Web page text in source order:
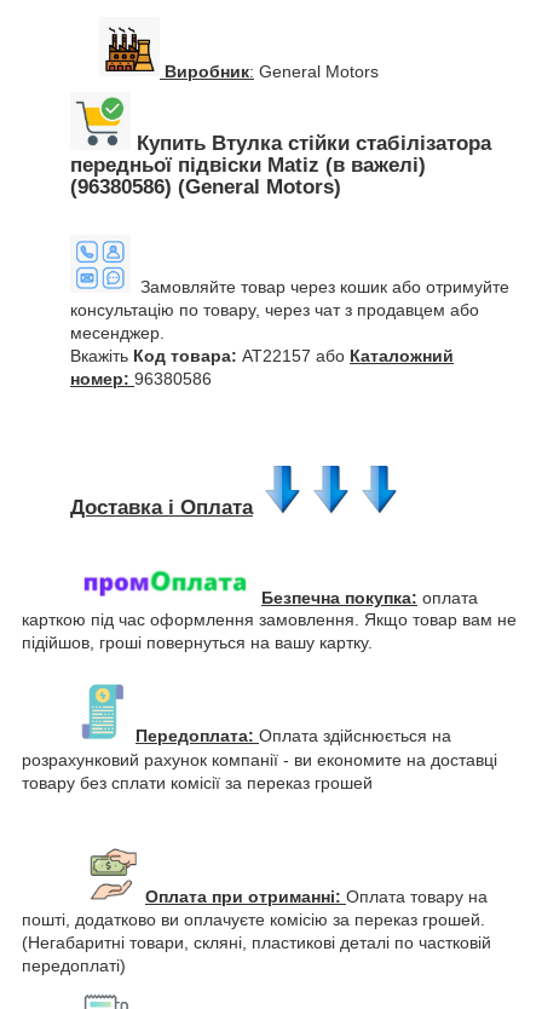
Виробник: General Motors
Купить Втулка стійки стабілізатора
передньої підвіски Matiz (в важелі)
(96380586) (General Motors)
Замовляйте товар через кошик або отримуйте
консультацію по товару, через чат з продавцем або
месенджер.
Вкажіть Код товара: AT22157 або Каталожний
номер: 96380586
Доставка і Оплата
Безпечна покупка: оплата
карткою під час оформлення замовлення. Якщо товар вам не
підійшов, гроші повернуться на вашу картку.
Передоплата: Оплата здійснюється на
розрахунковий рахунок компанії - ви економите на доставці
товару без сплати комісії за переказ грошей
Оплата при отриманні: Оплата товару на
пошті, додатково ви оплачуєте комісію за переказ грошей.
(Негабаритні товари, скляні, пластикові деталі по частковій
передоплаті)